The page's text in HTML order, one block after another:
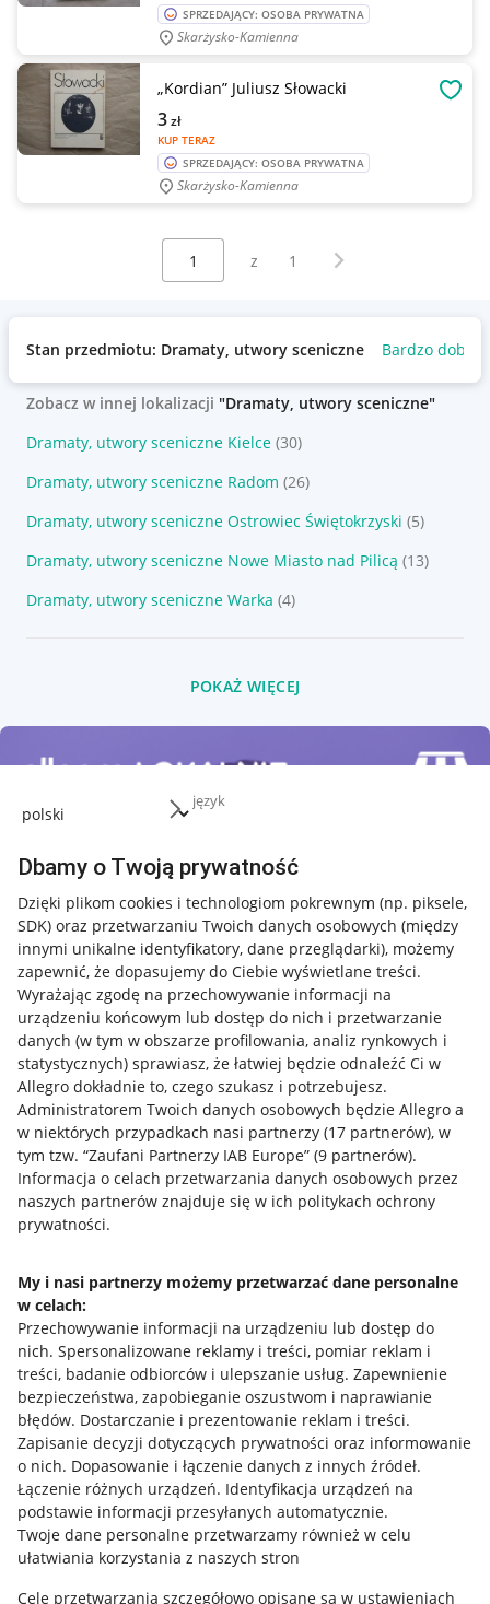
język
Dbamy o Twoją prywatność
Dzięki plikom cookies i technologiom pokrewnym (np. piksele,
SDK) oraz przetwarzaniu Twoich danych osobowych (między
innymi unikalne identyfikatory, dane przeglądarki), możemy
zapewnić, że dopasujemy do Ciebie wyświetlane treści.
Wyrażając zgodę na przechowywanie informacji na
urządzeniu końcowym lub dostęp do nich i przetwarzanie
danych (w tym w obszarze profilowania, analiz rynkowych i
statystycznych) sprawiasz, że łatwiej będzie odnaleźć Ci w
Allegro dokładnie to, czego szukasz i potrzebujesz.
Administratorem Twoich danych osobowych będzie Allegro a
w niektórych przypadkach nasi partnerzy (17 partnerów), w
tym tzw. “Zaufani Partnerzy IAB Europe” (9 partnerów).
Informacja o celach przetwarzania danych osobowych przez
naszych partnerów znajduje się w ich politykach ochrony
prywatności.
My i nasi partnerzy możemy przetwarzać dane personalne
w celach:
Przechowywanie informacji na urządzeniu lub dostęp do
nich. Spersonalizowane reklamy i treści, pomiar reklam i
treści, badanie odbiorców i ulepszanie usług. Zapewnienie
bezpieczeństwa, zapobieganie oszustwom i naprawianie
błędów. Dostarczanie i prezentowanie reklam i treści.
Zapisanie decyzji dotyczących prywatności oraz informowanie
o nich. Dopasowanie i łączenie danych z innych źródeł.
Łączenie różnych urządzeń. Identyfikacja urządzeń na
podstawie informacji przesyłanych automatycznie.
Twoje dane personalne przetwarzamy również w celu
ułatwiania korzystania z naszych stron
Cele przetwarzania szczegółowo opisane są w ustawieniach
SPRZEDAJĄCY: OSOBA PRYWATNA
Skarżysko-Kamienna
„Kordian” Juliusz Słowacki
KUP TERAZ
3zł
SPRZEDAJĄCY: OSOBA PRYWATNA
Skarżysko-Kamienna
Wybierz stronę:
z 1 Następna strona
Stan przedmiotu: Dramaty, utwory sceniczne Bardzo dobry
Zobacz w innej lokalizacji "Dramaty, utwory sceniczne"
Dramaty, utwory sceniczne Kielce (30)
Dramaty, utwory sceniczne Radom (26)
Dramaty, utwory sceniczne Ostrowiec Świętokrzyski (5)
Dramaty, utwory sceniczne Nowe Miasto nad Pilicą (13)
Dramaty, utwory sceniczne Warka (4)
POKAŻ WIĘCEJ
Przydatne informacje
Jak to działa
Allegro Gadane dla sprzedających
Allegro Gadane dla kupujących
Mapa miejscowości
Informacje prawne
Regulamin
Polityka plików "cookies"
Ustawienia plików "cookies"